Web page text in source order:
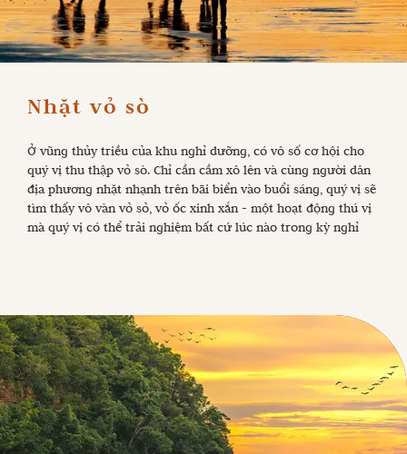
Ở vũng thủy triều của khu nghỉ dưỡng, có vô số cơ hội cho
quý vị thu thập vỏ sò. Chỉ cần cầm xô lên và cùng người dân
địa phương nhặt nhạnh trên bãi biển vào buổi sáng, quý vị sẽ
tìm thấy vô vàn vỏ sỏ, vỏ ốc xinh xắn - một hoạt động thú vị
mà quý vị có thể trải nghiệm bất cứ lúc nào trong kỳ nghỉ